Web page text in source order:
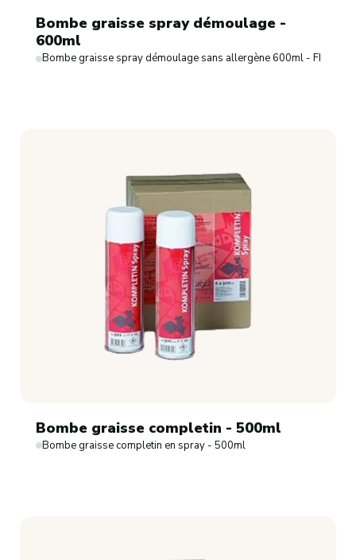
Bombe graisse spray démoulage -
600ml
Bombe graisse spray démoulage sans allergène 600ml - FDJ
Bombe graisse completin - 500ml
Bombe graisse completin en spray - 500ml